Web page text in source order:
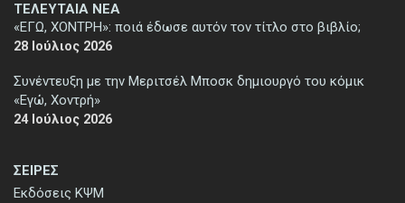
ΣΕΙΡΕΣ
Εκδόσεις ΚΨΜ
ΤΕΛΕΥΤΑΙΑ ΝΕΑ
«ΕΓΩ, ΧΟΝΤΡΗ»: ποιά έδωσε αυτόν τον τίτλο στο βιβλίο;
28 Ιούλιος 2026
Συνέντευξη με την Μεριτσέλ Μποσκ δημιουργό του κόμικ
«Εγώ, Χοντρή»
24 Ιούλιος 2026